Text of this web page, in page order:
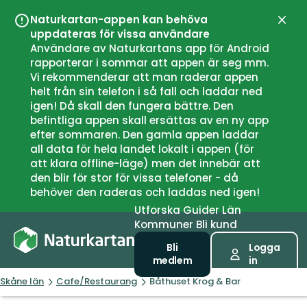
Naturkartan-appen kan behöva
uppdateras för vissa användare
Användare av Naturkartans app för Android
rapporterar i sommar att appen är seg mm.
Vi rekommenderar att man raderar appen
helt från sin telefon i så fall och laddar ned
igen! Då skall den fungera bättre. Den
befintliga appen skall ersättas av en ny app
efter sommaren. Den gamla appen laddar
all data för hela landet lokalt i appen (för
att klara offline-läge) men det innebär att
den blir för stor för vissa telefoner - då
behöver den raderas och laddas ned igen!
UtforskaGuiderLän
Kommuner Bli kund
Bli
medlem
Logga
in
Skåne län Cafe/Restaurang Båthuset Krog & Bar